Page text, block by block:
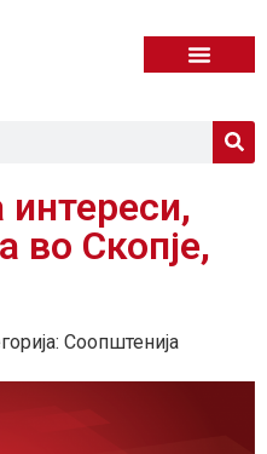
во Скопје,
Соопштенија